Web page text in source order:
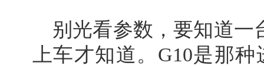
别光看参数，要知道一
上车才知道。G10是那